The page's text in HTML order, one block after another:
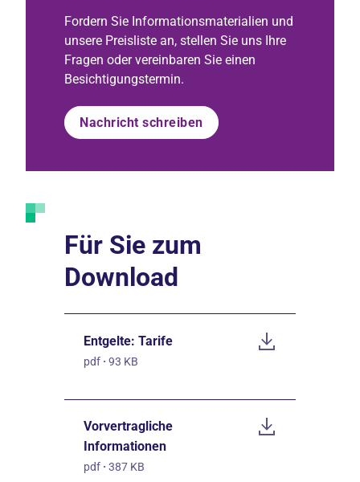
Fordern Sie Informationsmaterialien und
unsere Preisliste an, stellen Sie uns Ihre
Fragen oder vereinbaren Sie einen
Besichtigungstermin.
Nachricht schreiben
Für Sie zum
Download
Entgelte: Tarife
pdf · 93 KB
Vorvertragliche
Informationen
pdf · 387 KB